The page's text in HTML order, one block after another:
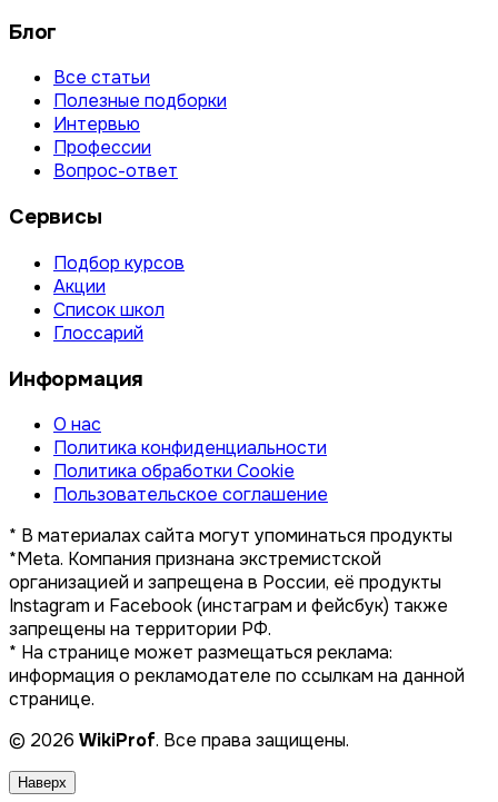
Блог
Все статьи
Полезные подборки
Интервью
Профессии
Вопрос-ответ
Сервисы
Подбор курсов
Акции
Список школ
Глоссарий
Информация
О нас
Политика конфиденциальности
Политика обработки Cookie
Пользовательское соглашение
* В материалах сайта могут упоминаться продукты
*Meta. Компания признана экстремистской
организацией и запрещена в России, её продукты
Instagram и Facebook (инстаграм и фейсбук) также
запрещены на территории РФ.
* На странице может размещаться реклама:
информация о рекламодателе по ссылкам на данной
странице.
© 2026 WikiProf. Все права защищены.
Наверх